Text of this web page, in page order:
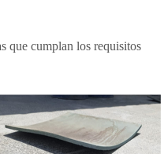
que cumplan los requisitos